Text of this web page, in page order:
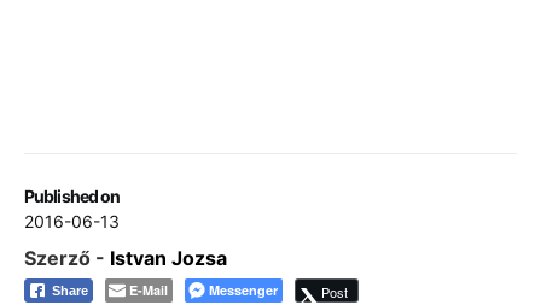
Published on
2016-06-13
Szerző - Istvan Jozsa
Share E-Mail Messenger Post